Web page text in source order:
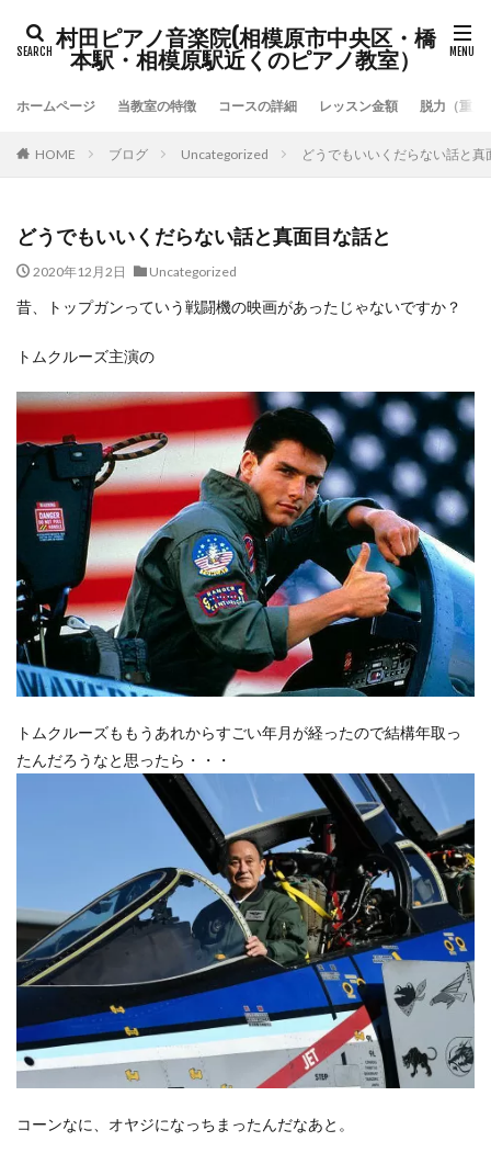
村田ピアノ音楽院(相模原市中央区・橋
本駅・相模原駅近くのピアノ教室）
ホームページ 当教室の特徴 コースの詳細 レッスン金額 脱力（重力
HOME ブログ Uncategorized どうでもいいくだらない話と真
どうでもいいくだらない話と真面目な話と
2020年12月2日 Uncategorized
昔、トップガンっていう戦闘機の映画があったじゃないですか？
トムクルーズ主演の
トムクルーズももうあれからすごい年月が経ったので結構年取っ
たんだろうなと思ったら・・・
コーンなに、オヤジになっちまったんだなあと。